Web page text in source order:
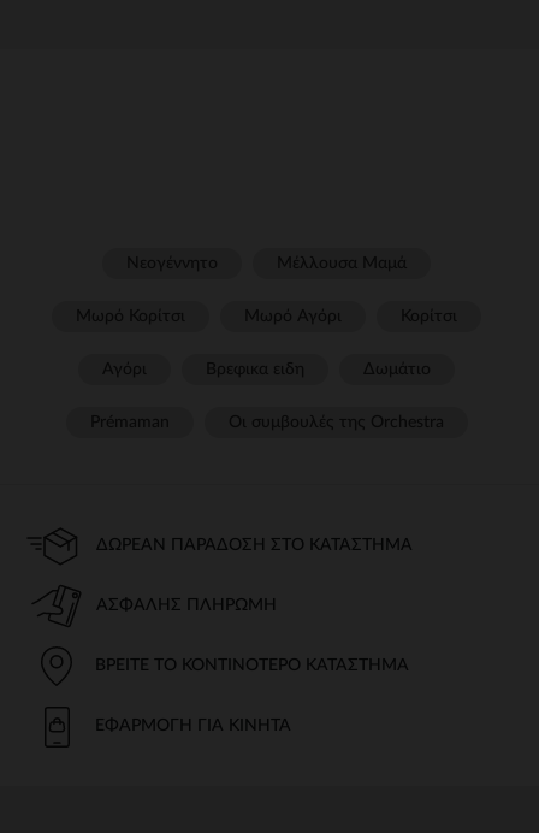
ΔΩΡΕΆΝ ΠΑΡΆΔΟΣΗ ΣΤΟ ΚΑΤΆΣΤΗΜΑ
ΑΣΦΑΛΉΣ ΠΛΗΡΩΜΉ
ΒΡΕΊΤΕ ΤΟ ΚΟΝΤΙΝΌΤΕΡΟ ΚΑΤΆΣΤΗΜΑ
ΕΦΑΡΜΟΓΉ ΓΙΑ ΚΙΝΗΤΆ